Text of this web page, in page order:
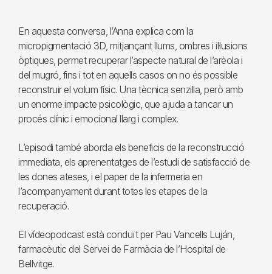
En aquesta conversa, l’Anna explica com la
micropigmentació 3D, mitjançant llums, ombres i il·lusions
òptiques, permet recuperar l’aspecte natural de l’arèola i
del mugró, fins i tot en aquells casos on no és possible
reconstruir el volum físic. Una tècnica senzilla, però amb
un enorme impacte psicològic, que ajuda a tancar un
procés clínic i emocional llarg i complex.
L’episodi també aborda els beneficis de la reconstrucció
immediata, els aprenentatges de l’estudi de satisfacció de
les dones ateses, i el paper de la infermeria en
l’acompanyament durant totes les etapes de la
recuperació.
El vídeopodcast està conduït per Pau Vancells Luján,
farmacèutic del Servei de Farmàcia de l’Hospital de
Bellvitge.